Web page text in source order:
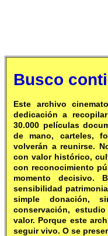
Busco
Este archivo
dedicación a
30.000 películas
de mano, carteles,
volverán a reunirse.
con valor histórico,
con reconocimiento
momento decisivo.
sensibilidad
simple donación,
conservación,
valor. Porque este
seguir vivo. O se